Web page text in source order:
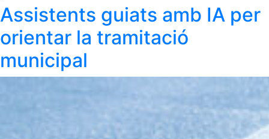
Assistents guiats amb IA per
orientar la tramitació
municipal